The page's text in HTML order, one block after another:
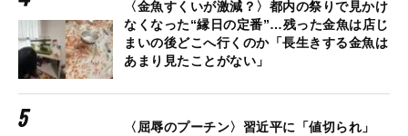
〈金魚すくいが激減？〉都内の祭りで見かけ
なくなった“縁日の定番”…残った金魚は店じ
まいの後どこへ行くのか「長生きする金魚は
あまり見たことがない」
〈屈辱のプーチン〉習近平に「値切られ」